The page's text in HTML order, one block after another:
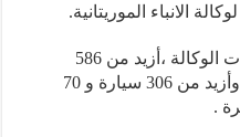
الموريتانية.
ويشارك في هذا الرالي،بحسب ذات الوكالة ،أزيد من 586
متسابقا موزعين على 34 جنسية وأزيد من 306 سيارة و 70